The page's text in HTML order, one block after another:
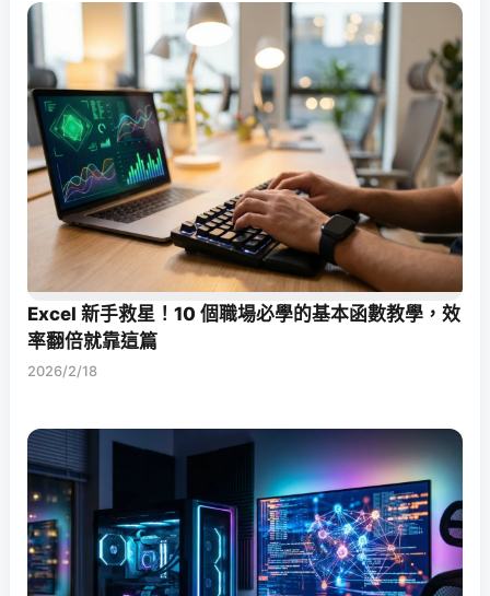
Excel 新手救星！10 個職場必學的基本函數教學，效
率翻倍就靠這篇
2026/2/18